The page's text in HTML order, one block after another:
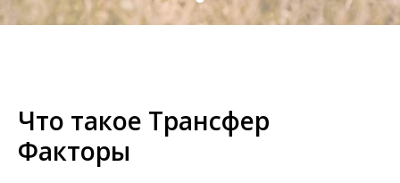
Что такое Трансфер
Факторы